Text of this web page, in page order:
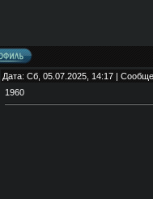
Дата: Сб, 05.07.2025, 14:17 |
1960